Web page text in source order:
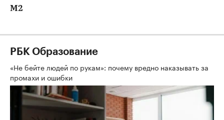
М2
РБК Образование
«Не бейте людей по рукам»: почему вредно наказывать за
промахи и ошибки